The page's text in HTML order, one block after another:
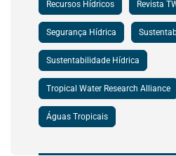
Recursos Hídricos Revista
Segurança Hídrica
Sustentabilidade Hídrica
Tropical Water Research Alliance
Águas Tropicais